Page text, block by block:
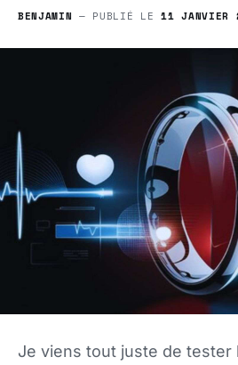
BENJAMIN — PUBLIÉ LE11 JANVIER
Je viens tout juste de tester